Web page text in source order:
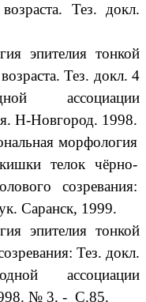
Тез. докл.
эпителия тонкой
Тез. докл. 4
ассоциации
Н-Новгород. 1998.
морфология
телок чёрно-
созревания:
Саранск, 1999.
эпителия тонкой
Тез. докл.
ассоциации
№ 3. - С.85.